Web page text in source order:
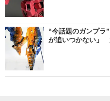
“今話題のガンプ
が追いつかない」